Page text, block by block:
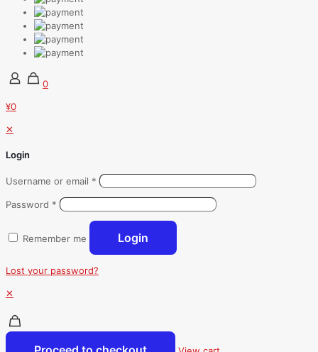
0
¥0
✕
Login
Username or email *
Password *
Remember me Login
Lost your password?
✕